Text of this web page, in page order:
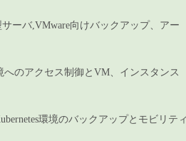
ーバ,VMware向けバックアップ、アー
へのアクセス制御とVM、インスタンス
環境のバックアップとモビリテ